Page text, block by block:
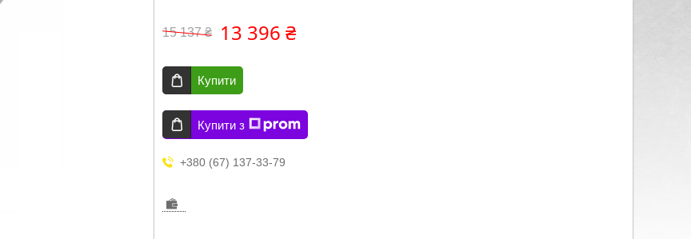
15 137 ₴ 13 396 ₴
Купити
Купити з
+380 (67) 137-33-79